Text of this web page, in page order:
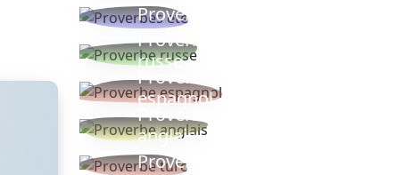
Proverbes ete
Proverbe
russe
Proverbe
espagnol
Proverbe
anglais
Proverbe turc